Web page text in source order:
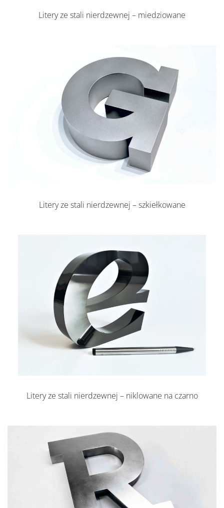
Litery ze stali nierdzewnej – miedziowane
Litery ze stali nierdzewnej – szkiełkowane
Litery ze stali nierdzewnej – niklowane na czarno